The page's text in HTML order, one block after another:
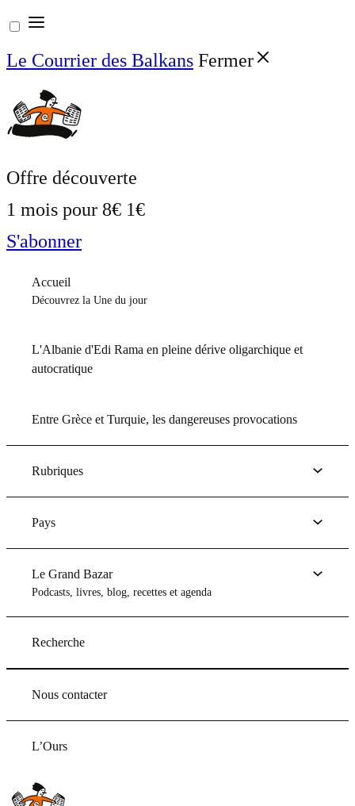
Aller
au
contenu
Le Courrier des Balkans Fermer
Offre découverte
1 mois pour 8€ 1€
S'abonner
Accueil
Découvrez la Une du jour
L'Albanie d'Edi Rama en pleine dérive oligarchique et
autocratique
Entre Grèce et Turquie, les dangereuses provocations
Rubriques
Pays
Le Grand Bazar
Podcasts, livres, blog, recettes et agenda
Recherche
Nous contacter
L’Ours